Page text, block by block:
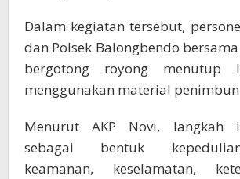
Dalam kegiatan tersebut,
dan Polsek Balongbendo
bergotong royong menutup
menggunakan material
Menurut AKP Novi, langkah
sebagai bentuk
keamanan, keselamatan,